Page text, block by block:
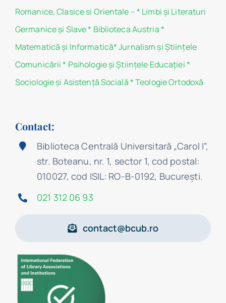
Romanice, Clasice si Orientale –* Limbi și Literaturi
Germanice şi Slave* Biblioteca Austria*
Matematicã și Informatică*Jurnalism şi Ştiinţele
Comunicării * Psihologie şi Ştiinţele Educaţiei*
Sociologie şi Asistenţă Socială*Teologie Ortodoxă
Contact:
Biblioteca Centrală Universitară „Carol I”,
str. Boteanu, nr. 1, sector 1, cod postal:
010027, cod ISIL: RO-B-0192, Bucureşti.
021 312 06 93
contact@bcub.ro